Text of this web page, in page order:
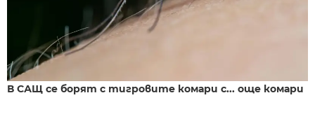
В САЩ се борят с тигровите комари с... още комари